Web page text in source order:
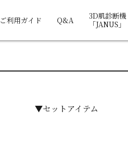
ご利用ガイド Q&A
3D肌診断機
「JANUS」
▼セットアイテム